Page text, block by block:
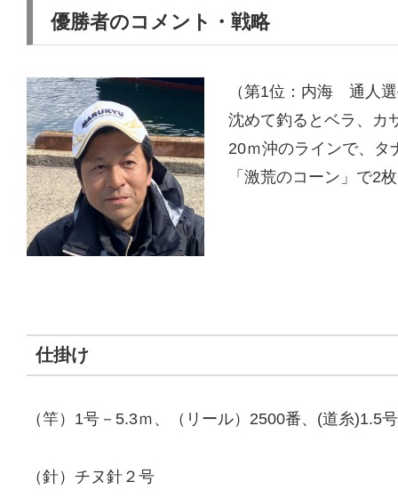
優勝者のコメント・戦略
（第1位：内海 通人
沈めて釣るとベラ、カ
20ｍ沖のラインで、タ
「激荒のコーン」で2
仕掛け
（竿）1号－5.3ｍ、（リール）2500番、(道糸
（針）チヌ針２号